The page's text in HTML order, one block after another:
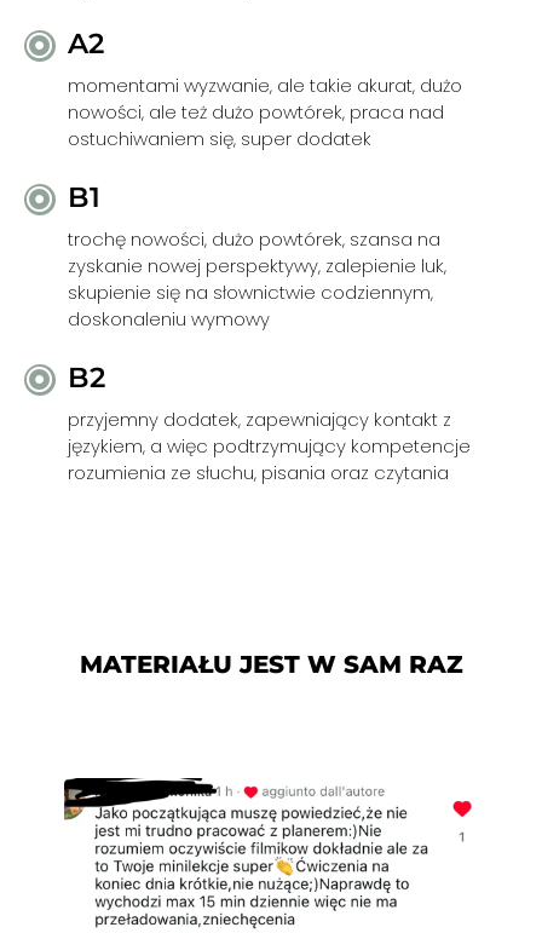
A2
momentami wyzwanie, ale takie akurat, dużo
nowości, ale też dużo powtórek, praca nad
ostuchiwaniem się, super dodatek
B1
trochę nowości, dużo powtórek, szansa na
zyskanie nowej perspektywy, zalepienie luk,
skupienie się na słownictwie codziennym,
doskonaleniu wymowy
B2
przyjemny dodatek, zapewniający kontakt z
językiem, a więc podtrzymujący kompetencje
rozumienia ze słuchu, pisania oraz czytania
MATERIAŁU JEST W SAM RAZ